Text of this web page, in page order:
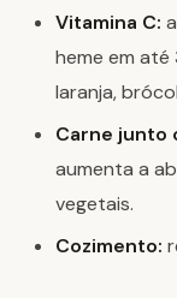
Vitamina C:
heme em até
laranja,
Carne junto
aumenta a
vegetais.
Cozimento: